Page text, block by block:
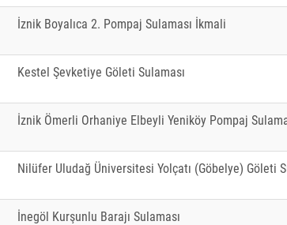
İznik Boyalıca 2. Pompaj Sulaması İkmali
Kestel Şevketiye Göleti Sulaması
İznik Ömerli Orhaniye Elbeyli Yeniköy Pompaj
Nilüfer Uludağ Üniversitesi Yolçatı (Göbelye) Göleti
İnegöl Kurşunlu Barajı Sulaması